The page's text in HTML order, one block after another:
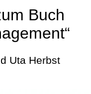
Buch
Uta Herbst